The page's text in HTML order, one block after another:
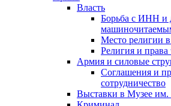
Власть
Борьба с ИНН и
Место религии
Религия и права
Армия и силовые
Соглашения и
сотрудничество
Выставки в Музее им.